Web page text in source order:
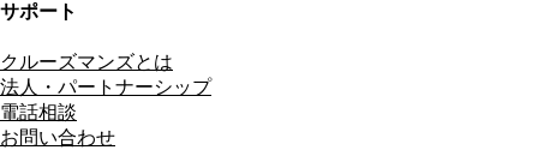
サポート
クルーズマンズとは
法人・パートナーシップ
電話相談
お問い合わせ